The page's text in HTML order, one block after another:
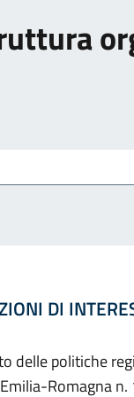
DI
delle politiche
Romagna